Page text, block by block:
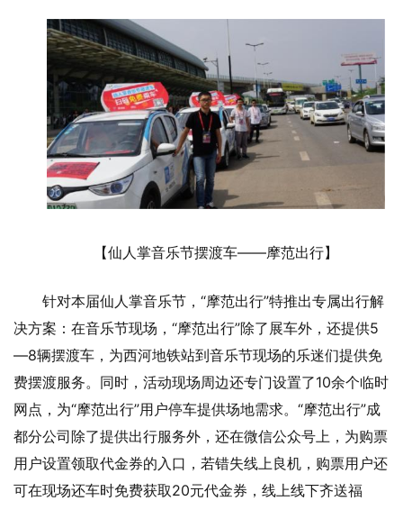
【仙人掌音乐节摆渡车——摩范出行】
针对本届仙人掌音乐节，“摩范出行”特推出专属出行解
决方案：在音乐节现场，“摩范出行”除了展车外，还提供5
—8辆摆渡车，为西河地铁站到音乐节现场的乐迷们提供免
费摆渡服务。同时，活动现场周边还专门设置了10余个临时
网点，为“摩范出行”用户停车提供场地需求。“摩范出行”成
都分公司除了提供出行服务外，还在微信公众号上，为购票
用户设置领取代金券的入口，若错失线上良机，购票用户还
可在现场还车时免费获取20元代金券，线上线下齐送福